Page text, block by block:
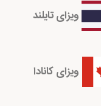
ویزای تایلند
ویزای کانادا